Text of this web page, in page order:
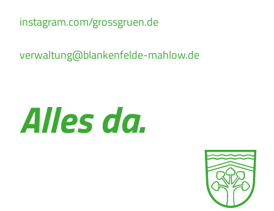
instagram.com/grossgruen.de
verwaltung@blankenfelde-mahlow.de
Alles da.